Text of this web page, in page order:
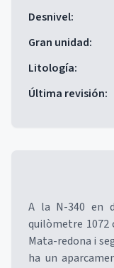
Desnivel:
Gran unidad:
Litología:
Última revisión:
A la N-340 en
quilòmetre 1072
Mata-redona i
ha un